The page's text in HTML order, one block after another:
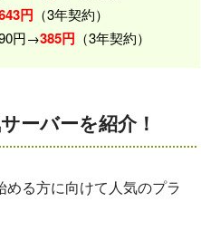
円 （3年契約）
円→385円 （3年契約）
ーバーを紹介！
る方に向けて人気のプラ